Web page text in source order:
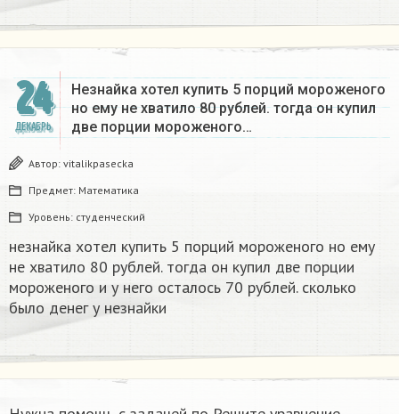
24
ДЕКАБРЬ
Незнайка хотел купить 5 порций мороженого
но ему не хватило 80 рублей. тогда он купил
две порции мороженого…
Автор: vitalikpasecka
Предмет: Математика
Уровень: студенческий
незнайка хотел купить 5 порций мороженого но ему
не хватило 80 рублей. тогда он купил две порции
мороженого и у него осталось 70 рублей. сколько
было денег у незнайки